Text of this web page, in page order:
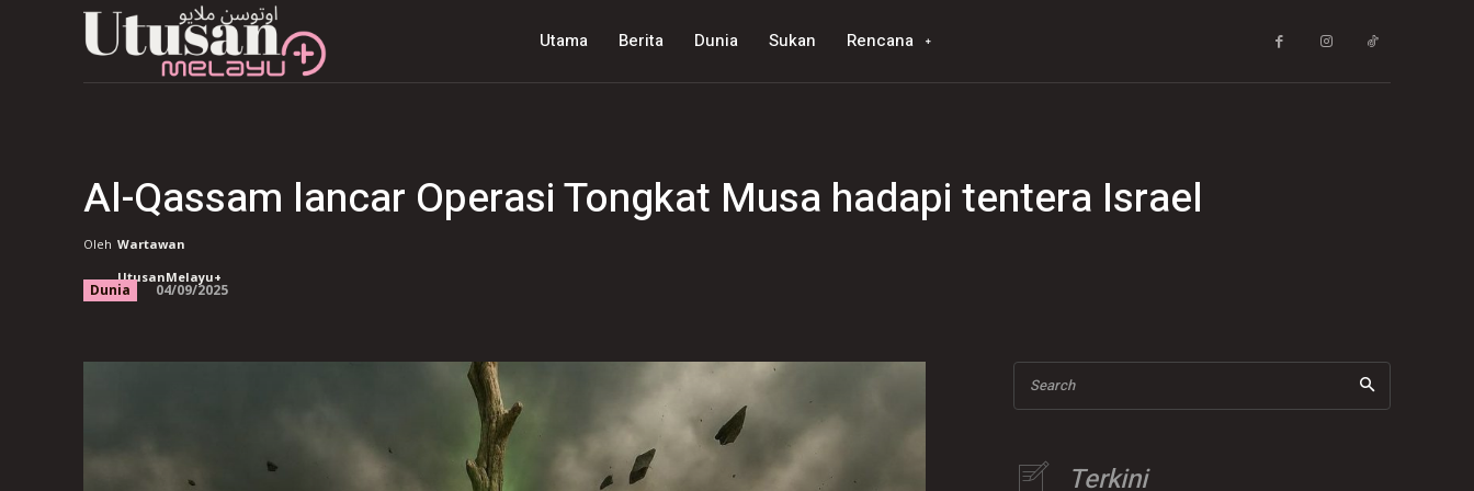
Utama Berita Dunia Sukan Rencana
Al-Qassam lancar Operasi Tongkat Musa hadapi tentera Israel
Oleh Wartawan
UtusanMelayu+
Dunia 04/09/2025
Search
Terkini